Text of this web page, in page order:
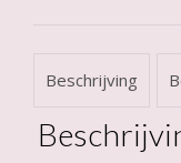
Beschrijving